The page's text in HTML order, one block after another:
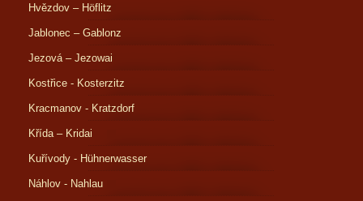
Hvězdov – Höflitz
Jablonec – Gablonz
Jezová – Jezowai
Kostřice - Kosterzitz
Kracmanov - Kratzdorf
Křída – Kridai
Kuřívody - Hühnerwasser
Náhlov - Nahlau